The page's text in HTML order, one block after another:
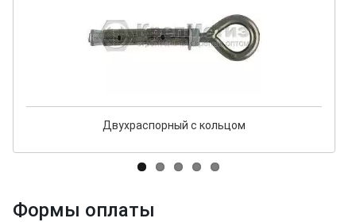
Двухраспорный с кольцом
Формы оплаты